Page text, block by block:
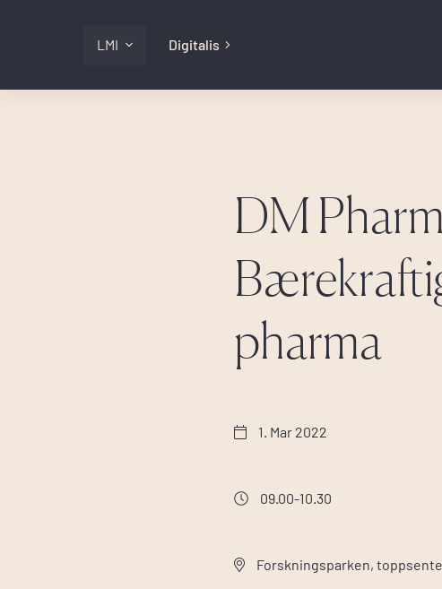
LMI Digitalis
DM
pharma
1. Mar 2022
09.00-10.30
Forskningsparken,